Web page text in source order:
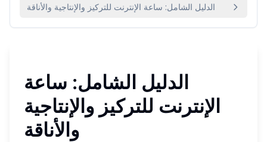
الدليل الشامل: ساعة الإنترنت للتركيز والإنتاجية والأناقة
الدليل الشامل: ساعة
الإنترنت للتركيز والإنتاجية
والأناقة